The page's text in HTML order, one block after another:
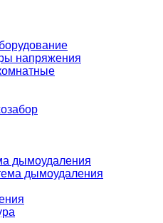
напряжения
дымоудаления
дымоудаления